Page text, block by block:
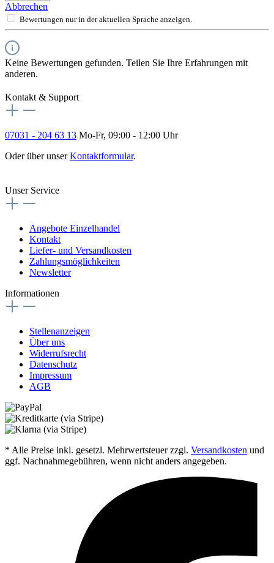
Abbrechen
Bewertungen nur in der aktuellen Sprache anzeigen.
Keine Bewertungen gefunden. Teilen Sie Ihre Erfahrungen mit
anderen.
Kontakt & Support
07031 - 204 63 13 Mo-Fr, 09:00 - 12:00 Uhr
Oder über unserKontaktformular.
Unser Service
Angebote Einzelhandel
Kontakt
Liefer- und Versandkosten
Zahlungsmöglichkeiten
Newsletter
Informationen
Stellenanzeigen
Über uns
Widerrufsrecht
Datenschutz
Impressum
AGB
* Alle Preise inkl. gesetzl. Mehrwertsteuer zzgl. Versandkosten und
ggf. Nachnahmegebühren, wenn nicht anders angegeben.